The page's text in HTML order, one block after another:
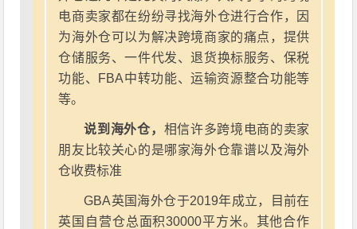
电商卖家都在纷纷寻找海外仓进行合作，因
为海外仓可以为解决跨境商家的痛点，提供
仓储服务、一件代发、退货换标服务、保税
功能、FBA中转功能、运输资源整合功能等
等。
说到海外仓， 相信许多跨境电商的卖家
朋友比较关心的是哪家海外仓靠谱以及海外
仓收费标准
GBA英国海外仓于2019年成立，目前在
英国自营仓总面积30000平方米。其他合作